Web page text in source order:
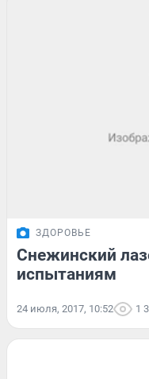
ЗДОРОВЬЕ
Снежинский
испытаниям
24 июля, 2017, 10:52 1